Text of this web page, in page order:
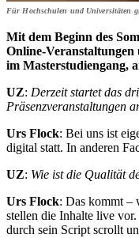
Für Hochschulen und Universitäten
Mit dem Beginn des
Online-
im Masterstudiengang,
UZ: Derzeit startet das
Präsenzveranstaltungen
Urs Flock: Bei uns ist
digital statt. In anderen
UZ: Wie ist die Qualität
Urs Flock: Das kommt –
stellen die Inhalte live
durch sein Script scrollt